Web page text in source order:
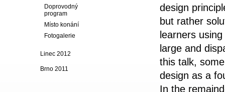
design
but rather
learners
large and
this talk,
design as a
In the
Doprovodný
program
Místo konání
Fotogalerie
Linec 2012
Brno 2011